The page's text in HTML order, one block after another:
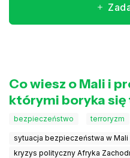
Co wiesz o Mali i
którymi boryka się
bezpieczeństwo terroryzm
sytuacja bezpieczeństwa w Mali
kryzys polityczny Afryka